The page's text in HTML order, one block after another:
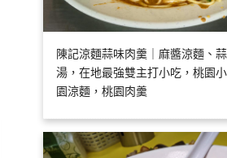
陳記涼麵蒜味肉羹｜麻醬涼麵、
湯，在地最強雙主打小吃，桃園
園涼麵，桃園肉羹